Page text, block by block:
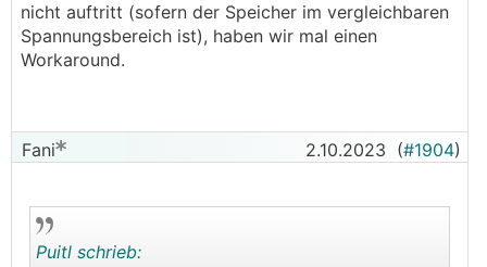
nicht auftritt (sofern der Speicher im vergleichbaren
Spannungsbereich ist), haben wir mal einen
Workaround.
Fani 2.10.2023 (#1904)
Puitl schrieb: